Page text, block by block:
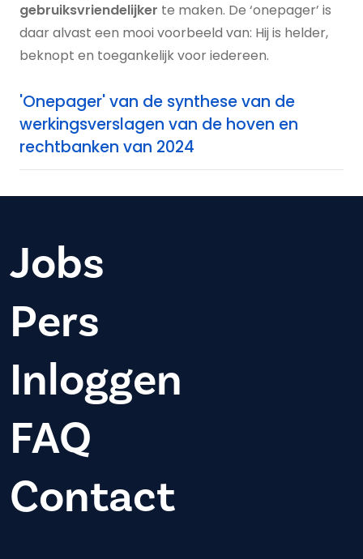
gebruiksvriendelijker te maken. De ‘onepager’ is
daar alvast een mooi voorbeeld van: Hij is helder,
beknopt en toegankelijk voor iedereen.
'Onepager' van de synthese van de
werkingsverslagen van de hoven en
rechtbanken van 2024
Jobs
Pers
Inloggen
FAQ
Contact